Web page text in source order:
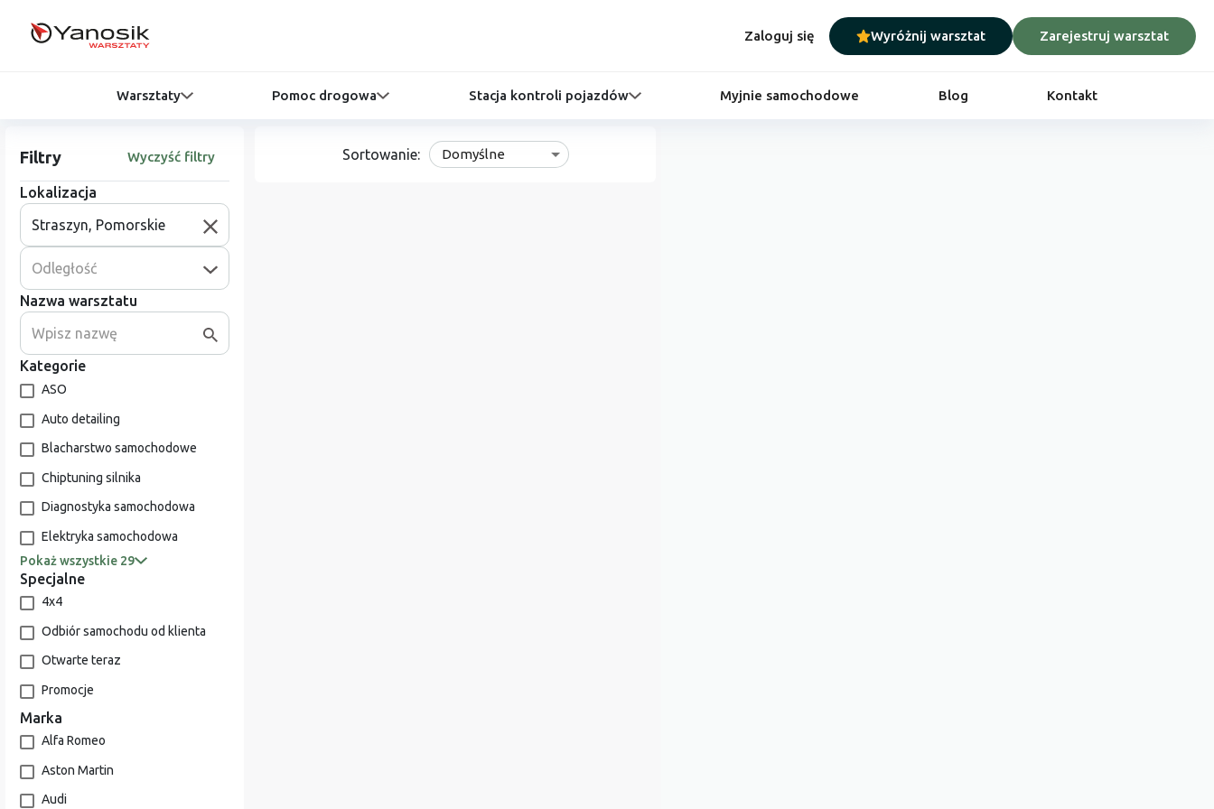
Zaloguj się Wyróżnij warsztat Zarejestruj warsztat
Warsztaty Pomoc drogowa Stacja kontroli pojazdów Myjnie samochodowe Blog Kontakt
Filtry Wyczyść filtry
Lokalizacja
Odległość
Nazwa warsztatu
Kategorie
ASO
Auto detailing
Blacharstwo samochodowe
Chiptuning silnika
Diagnostyka samochodowa
Elektryka samochodowa
Pokaż wszystkie 29
Specjalne
4x4
Odbiór samochodu od klienta
Otwarte teraz
Promocje
Marka
Alfa Romeo
Aston Martin
Audi
Sortowanie: Domyślne